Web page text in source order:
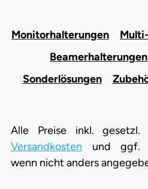
Monitorhalterungen
Beamerhalterungen
Sonderlösungen
Alle Preise inkl. gesetzl.
Versandkosten und ggf.
wenn nicht anders